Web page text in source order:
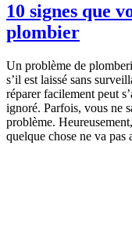
10 signes que
plombier
Un problème de
s’il est laissé sans
réparer facilement peut
ignoré. Parfois, vous ne
problème.
quelque chose ne va